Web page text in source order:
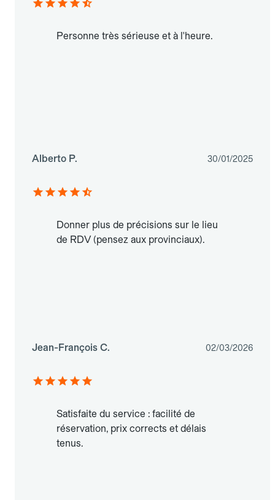
Personne très sérieuse et à l'heure.
Alberto P. 30/01/2025
Donner plus de précisions sur le lieu
de RDV (pensez aux provinciaux).
Jean-François C. 02/03/2026
Satisfaite du service : facilité de
réservation, prix corrects et délais
tenus.